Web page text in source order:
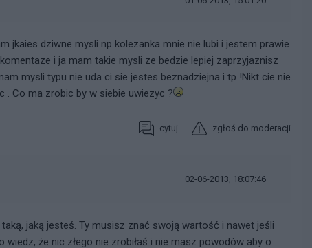
jkaies dziwne mysli np kolezanka mnie nie lubi i jestem prawie
i ja mam takie mysli ze bedzie lepiej zaprzyjaznisz
mysli typu nie uda ci sie jestes beznadziejna i tp !Nikt cie nie
. Co ma zrobic by w siebie uwiezyc ?
cytuj zgłoś do moderacji
02-06-2013, 18:07:46
jaką jesteś. Ty musisz znać swoją wartość i nawet jeśli
że nic złego nie zrobiłaś i nie masz powodów aby o